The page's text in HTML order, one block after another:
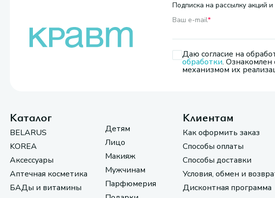
Подписка на рассылку акций
Ваш e-mail*
Даю согласие на
обработки. Ознакомлен
механизмом их
Каталог
BELARUS
KOREA
Аксессуары
Аптечная косметика
БАДы и витамины
Детям
Лицо
Макияж
Мужчинам
Парфюмерия
Клиентам
Как оформить заказ
Способы оплаты
Способы доставки
Условия, обмен и
Дисконтная программа